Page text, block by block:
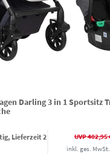
Darling 3 in 1 Sportsitz
Lieferzeit 2
UVP 402,95
inkl. ges. MwSt.